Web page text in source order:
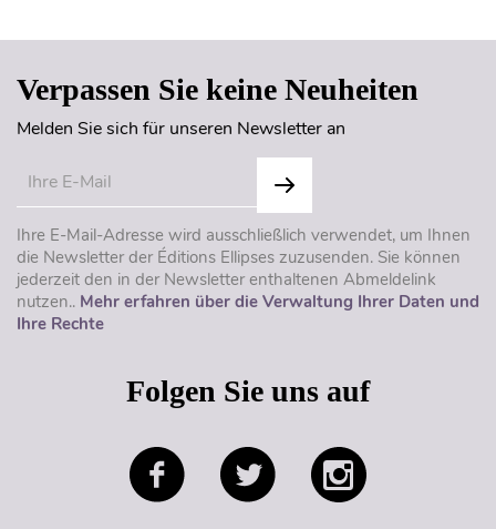
Verpassen Sie keine Neuheiten
Melden Sie sich für unseren Newsletter an
Ihre E-Mail-Adresse wird ausschließlich verwendet, um Ihnen
die Newsletter der Éditions Ellipses zuzusenden. Sie können
jederzeit den in der Newsletter enthaltenen Abmeldelink
nutzen.. Mehr erfahren über die Verwaltung Ihrer Daten und
Ihre Rechte
Folgen Sie uns auf